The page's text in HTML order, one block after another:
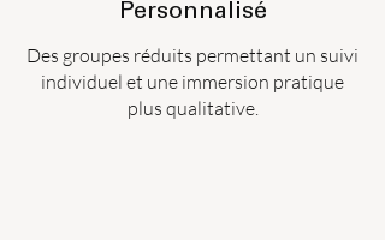
Personnalisé
Des groupes réduits permettant un suivi
individuel et une immersion pratique
plus qualitative.